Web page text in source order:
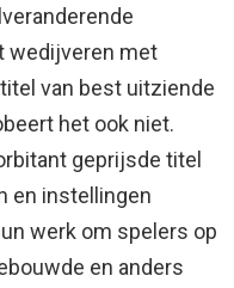
wedijveren met
van best uitziende
het ook niet.
geprijsde titel
en instellingen
werk om spelers op
en anders